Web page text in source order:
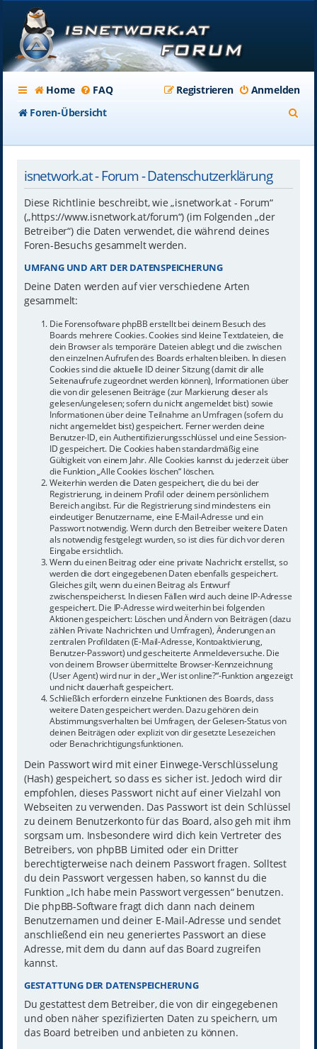
Home FAQ Anmelden
Registrieren
Foren-Übersicht
isnetwork.at - Forum - Datenschutzerklärung
Diese Richtlinie beschreibt, wie „isnetwork.at - Forum“
(„https://www.isnetwork.at/forum“) (im Folgenden „der
Betreiber“) die Daten verwendet, die während deines
Foren-Besuchs gesammelt werden.
UMFANG UND ART DER DATENSPEICHERUNG
Deine Daten werden auf vier verschiedene Arten
gesammelt:
Die Forensoftware phpBB erstellt bei deinem Besuch des
Boards mehrere Cookies. Cookies sind kleine Textdateien, die
dein Browser als temporäre Dateien ablegt und die zwischen
den einzelnen Aufrufen des Boards erhalten bleiben. In diesen
Cookies sind die aktuelle ID deiner Sitzung (damit dir alle
Seitenaufrufe zugeordnet werden können), Informationen über
die von dir gelesenen Beiträge (zur Markierung dieser als
gelesen/ungelesen; sofern du nicht angemeldet bist) sowie
Informationen über deine Teilnahme an Umfragen (sofern du
nicht angemeldet bist) gespeichert. Ferner werden deine
Benutzer-ID, ein Authentifizierungsschlüssel und eine Session-
ID gespeichert. Die Cookies haben standardmäßig eine
Gültigkeit von einem Jahr. Alle Cookies kannst du jederzeit über
die Funktion „Alle Cookies löschen“ löschen.
Weiterhin werden die Daten gespeichert, die du bei der
Registrierung, in deinem Profil oder deinem persönlichem
Bereich angibst. Für die Registrierung sind mindestens ein
eindeutiger Benutzername, eine E-Mail-Adresse und ein
Passwort notwendig. Wenn durch den Betreiber weitere Daten
als notwendig festgelegt wurden, so ist dies für dich vor deren
Eingabe ersichtlich.
Wenn du einen Beitrag oder eine private Nachricht erstellst, so
werden die dort eingegebenen Daten ebenfalls gespeichert.
Gleiches gilt, wenn du einen Beitrag als Entwurf
zwischenspeicherst. In diesen Fällen wird auch deine IP-Adresse
gespeichert. Die IP-Adresse wird weiterhin bei folgenden
Aktionen gespeichert: Löschen und Ändern von Beiträgen (dazu
zählen Private Nachrichten und Umfragen), Änderungen an
zentralen Profildaten (E-Mail-Adresse, Kontoaktivierung,
Benutzer-Passwort) und gescheiterte Anmeldeversuche. Die
von deinem Browser übermittelte Browser-Kennzeichnung
(User Agent) wird nur in der „Wer ist online?“-Funktion angezeigt
und nicht dauerhaft gespeichert.
Schließlich erfordern einzelne Funktionen des Boards, dass
weitere Daten gespeichert werden. Dazu gehören dein
Abstimmungsverhalten bei Umfragen, der Gelesen-Status von
deinen Beiträgen oder explizit von dir gesetzte Lesezeichen
oder Benachrichtigungsfunktionen.
Dein Passwort wird mit einer Einwege-Verschlüsselung
(Hash) gespeichert, so dass es sicher ist. Jedoch wird dir
empfohlen, dieses Passwort nicht auf einer Vielzahl von
Webseiten zu verwenden. Das Passwort ist dein Schlüssel
zu deinem Benutzerkonto für das Board, also geh mit ihm
sorgsam um. Insbesondere wird dich kein Vertreter des
Betreibers, von phpBB Limited oder ein Dritter
berechtigterweise nach deinem Passwort fragen. Solltest
du dein Passwort vergessen haben, so kannst du die
Funktion „Ich habe mein Passwort vergessen“ benutzen.
Die phpBB-Software fragt dich dann nach deinem
Benutzernamen und deiner E-Mail-Adresse und sendet
anschließend ein neu generiertes Passwort an diese
Adresse, mit dem du dann auf das Board zugreifen
kannst.
GESTATTUNG DER DATENSPEICHERUNG
Du gestattest dem Betreiber, die von dir eingegebenen
und oben näher spezifizierten Daten zu speichern, um
das Board betreiben und anbieten zu können.